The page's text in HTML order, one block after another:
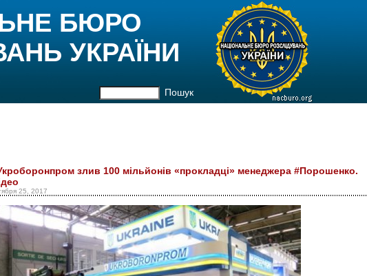
Пошук
БЮРО
УКРАЇНИ
злив 100 мільйонів «прокладці» менеджера #Порошенко.
25, 2017